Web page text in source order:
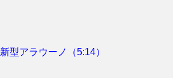
新型アラウーノ（5:14）